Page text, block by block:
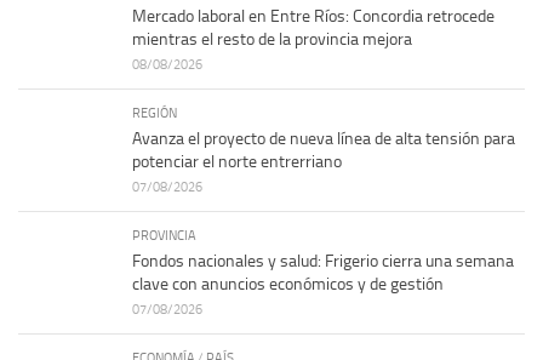
Mercado laboral en Entre Ríos: Concordia retrocede
mientras el resto de la provincia mejora
08/08/2026
REGIÓN
Avanza el proyecto de nueva línea de alta tensión para
potenciar el norte entrerriano
07/08/2026
PROVINCIA
Fondos nacionales y salud: Frigerio cierra una semana
clave con anuncios económicos y de gestión
07/08/2026